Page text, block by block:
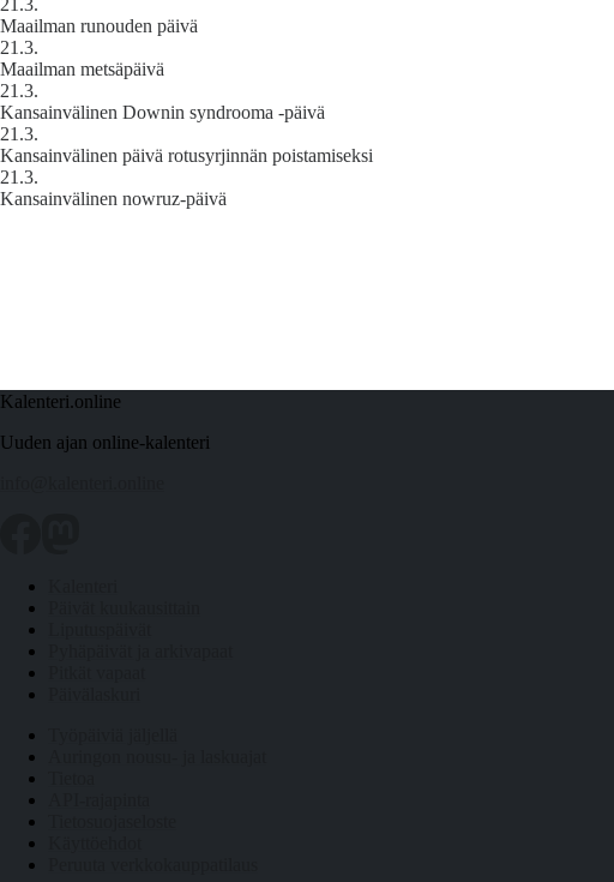
21.3.
Maailman runouden päivä
21.3.
Maailman metsäpäivä
21.3.
Kansainvälinen Downin syndrooma -päivä
21.3.
Kansainvälinen päivä rotusyrjinnän poistamiseksi
21.3.
Kansainvälinen nowruz-päivä
Kalenteri.online
Uuden ajan online-kalenteri